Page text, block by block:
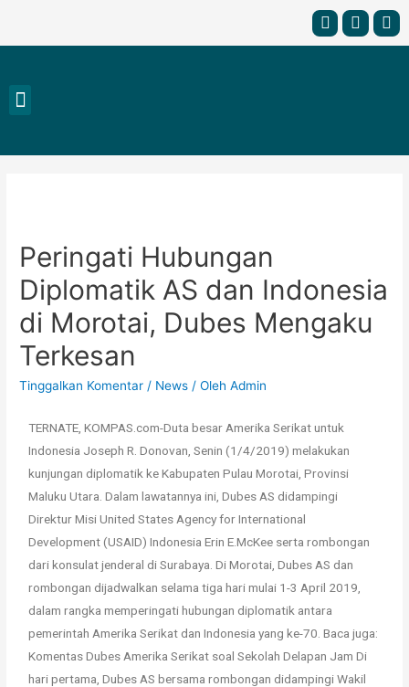
Peringati Hubungan
Diplomatik AS dan Indonesia
di Morotai, Dubes Mengaku
Terkesan
Tinggalkan Komentar / News / OlehAdmin
TERNATE, KOMPAS.com-Duta besar Amerika Serikat untuk
Indonesia Joseph R. Donovan, Senin (1/4/2019) melakukan
kunjungan diplomatik ke Kabupaten Pulau Morotai, Provinsi
Maluku Utara. Dalam lawatannya ini, Dubes AS didampingi
Direktur Misi United States Agency for International
Development (USAID) Indonesia Erin E.McKee serta rombongan
dari konsulat jenderal di Surabaya. Di Morotai, Dubes AS dan
rombongan dijadwalkan selama tiga hari mulai 1-3 April 2019,
dalam rangka memperingati hubungan diplomatik antara
pemerintah Amerika Serikat dan Indonesia yang ke-70. Baca juga:
Komentas Dubes Amerika Serikat soal Sekolah Delapan Jam Di
hari pertama, Dubes AS bersama rombongan didampingi Wakil